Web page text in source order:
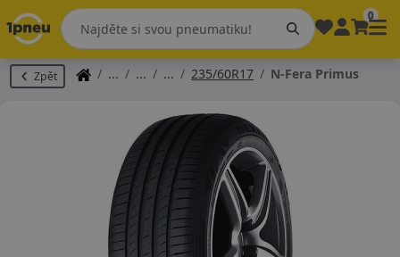
0
Zpět 235/60R17 N-Fera Primus